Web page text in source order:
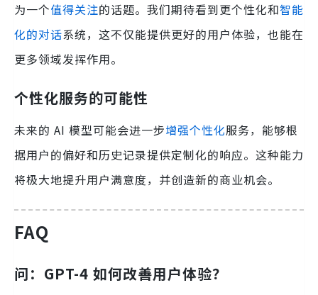
为一个值得关注的话题。我们期待看到更个性化和智能
化的对话系统，这不仅能提供更好的用户体验，也能在
更多领域发挥作用。
个性化服务的可能性
未来的 AI 模型可能会进一步增强个性化服务，能够根
据用户的偏好和历史记录提供定制化的响应。这种能力
将极大地提升用户满意度，并创造新的商业机会。
FAQ
问：GPT-4 如何改善用户体验？